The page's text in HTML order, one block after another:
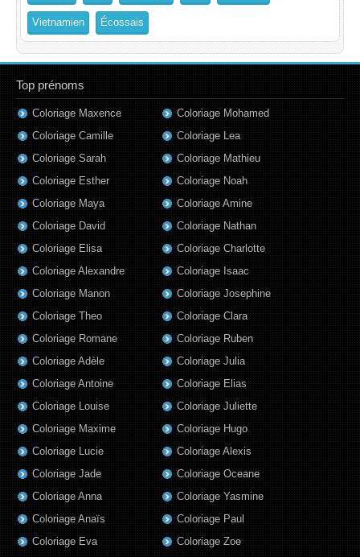
Vietnamien Écossais
Top prénoms
Coloriage Maxence
Coloriage Camille
Coloriage Sarah
Coloriage Esther
Coloriage Maya
Coloriage David
Coloriage Elisa
Coloriage Alexandre
Coloriage Manon
Coloriage Theo
Coloriage Romane
Coloriage Adèle
Coloriage Antoine
Coloriage Louise
Coloriage Maxime
Coloriage Lucie
Coloriage Jade
Coloriage Anna
Coloriage Anaïs
Coloriage Eva
Coloriage Mohamed
Coloriage Lea
Coloriage Mathieu
Coloriage Noah
Coloriage Amine
Coloriage Nathan
Coloriage Charlotte
Coloriage Isaac
Coloriage Josephine
Coloriage Clara
Coloriage Ruben
Coloriage Julia
Coloriage Elias
Coloriage Juliette
Coloriage Hugo
Coloriage Alexis
Coloriage Oceane
Coloriage Yasmine
Coloriage Paul
Coloriage Zoe